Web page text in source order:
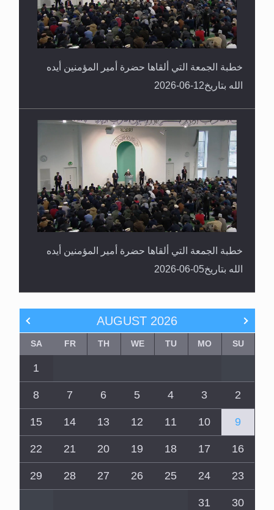
خطبة الجمعة التي ألقاها حضرة أمير المؤمنين أيده
الله بتاريخ12-06-2026
خطبة الجمعة التي ألقاها حضرة أمير المؤمنين أيده
الله بتاريخ05-06-2026
AUGUST 2026
SU
MO
TU
WE
TH
FR
SA
1
2
3
4
5
6
7
8
9
10
11
12
13
14
15
16
17
18
19
20
21
22
23
24
25
26
27
28
29
30
31